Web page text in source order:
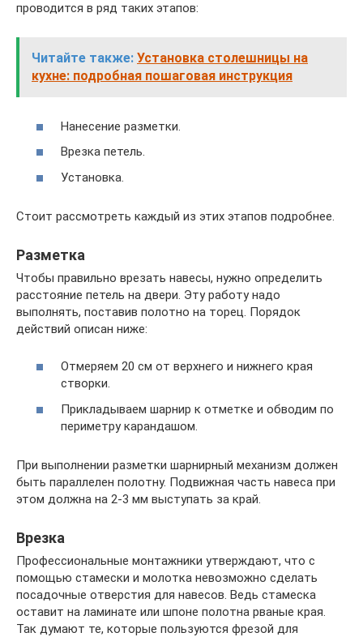
проводится в ряд таких этапов:
Читайте также: Установка столешницы на
кухне: подробная пошаговая инструкция
Нанесение разметки.
Врезка петель.
Установка.
Стоит рассмотреть каждый из этих этапов подробнее.
Разметка
Чтобы правильно врезать навесы, нужно определить
расстояние петель на двери. Эту работу надо
выполнять, поставив полотно на торец. Порядок
действий описан ниже:
Отмеряем 20 см от верхнего и нижнего края
створки.
Прикладываем шарнир к отметке и обводим по
периметру карандашом.
При выполнении разметки шарнирный механизм должен
быть параллелен полотну. Подвижная часть навеса при
этом должна на 2-3 мм выступать за край.
Врезка
Профессиональные монтажники утверждают, что с
помощью стамески и молотка невозможно сделать
посадочные отверстия для навесов. Ведь стамеска
оставит на ламинате или шпоне полотна рваные края.
Так думают те, которые пользуются фрезой для